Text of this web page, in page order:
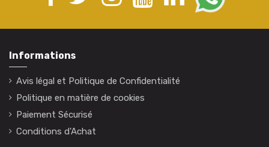
Informations
Avis légal et Politique de Confidentialité
Politique en matière de cookies
Paiement Sécurisé
Conditions d'Achat